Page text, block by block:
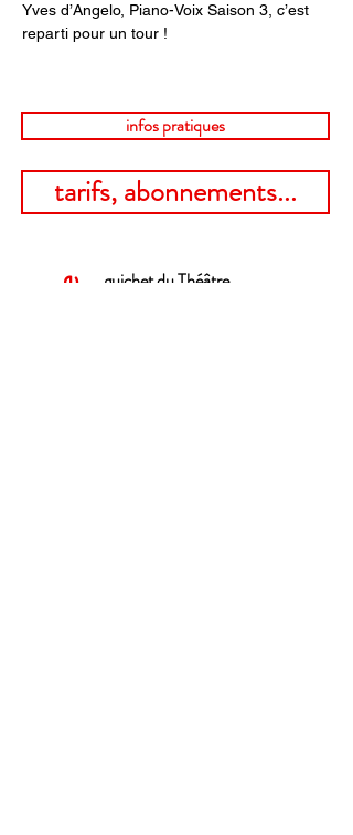
Yves d’Angelo, Piano-Voix Saison 3, c’est
reparti pour un tour !
infos pratiques
tarifs, abonnements...
guichet du Théâtre